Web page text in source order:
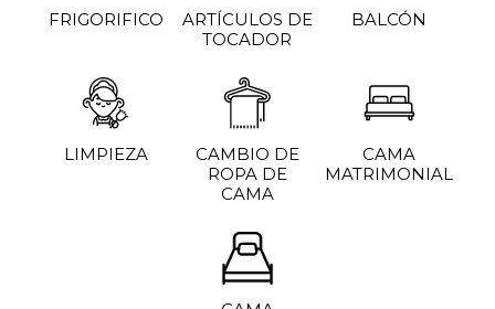
FRIGORIFICO
ARTÍCULOS DE
TOCADOR
BALCÓN
LIMPIEZA
CAMBIO DE
ROPA DE
CAMA
CAMA
MATRIMONIAL